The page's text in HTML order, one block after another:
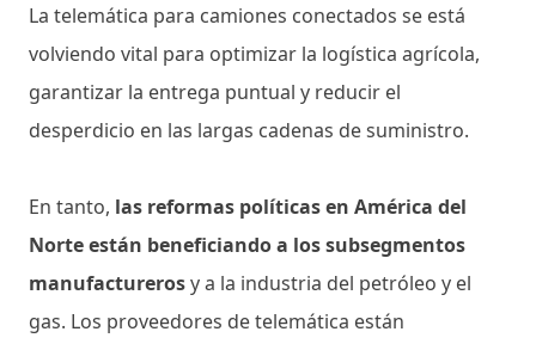
La telemática para camiones conectados se está
volviendo vital para optimizar la logística agrícola,
garantizar la entrega puntual y reducir el
desperdicio en las largas cadenas de suministro.
En tanto, las reformas políticas en América del
Norte están beneficiando a los subsegmentos
manufacturerosy a la industria del petróleo y el
gas. Los proveedores de telemática están